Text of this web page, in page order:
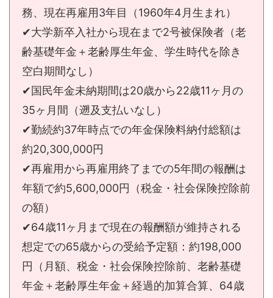
務、現在再雇用3年目（1960年4月生まれ）
✔︎大学新卒入社から現在まで2号被保険者（老
齢基礎年金＋老齢厚生年金、学生時代を除き
空白期間なし）
✔︎国民年金未納期間は20歳から22歳11ヶ月の
35ヶ月間（遡及支払いなし）
✔︎勤続約37年時点での年金保険料納付総額は
約20,300,000円
✔︎再雇用から再雇用終了までの5年間の報酬は
年額で約5,600,000円（税金・社会保険控除前
の額）
✔︎64歳11ヶ月まで現在の報酬額が維持される
想定での65歳からの受給予定額：約198,000
円（月額、税金・社会保険控除前、老齢基礎
年金＋老齢厚生年金＋経過的加算合算、64歳